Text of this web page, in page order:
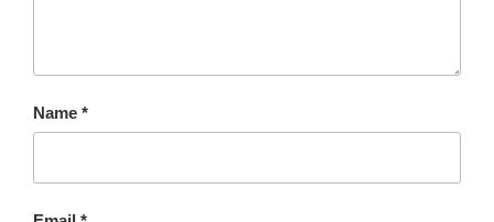
Name *